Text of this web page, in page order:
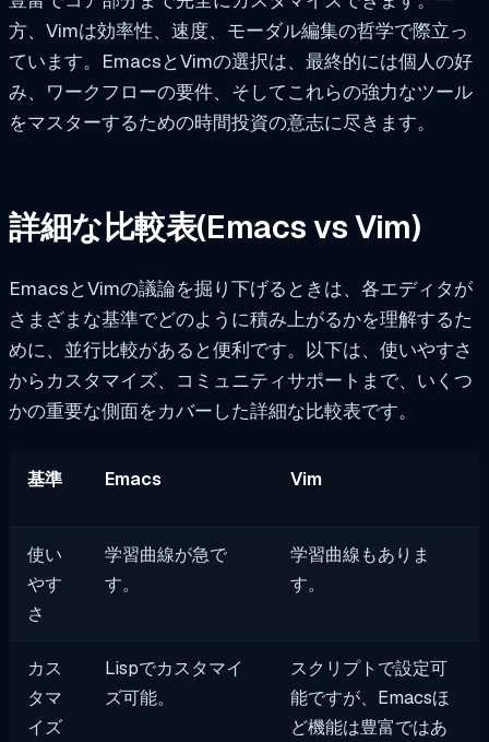
方、Vimは効率性、速度、モーダル編集の哲学で際立っ
ています。EmacsとVimの選択は、最終的には個人の好
み、ワークフローの要件、そしてこれらの強力なツール
をマスターするための時間投資の意志に尽きます。
詳細な比較表(Emacs vs Vim)
EmacsとVimの議論を掘り下げるときは、各エディタが
さまざまな基準でどのように積み上がるかを理解するた
めに、並行比較があると便利です。以下は、使いやすさ
からカスタマイズ、コミュニティサポートまで、いくつ
かの重要な側面をカバーした詳細な比較表です。
基準 Emacs Vim
使い
やす
さ
学習曲線が急で
す。
学習曲線もありま
す。
カス
タマ
イズ
Lispでカスタマイ
ズ可能。
スクリプトで設定可
能ですが、Emacsほ
ど機能は豊富ではあ